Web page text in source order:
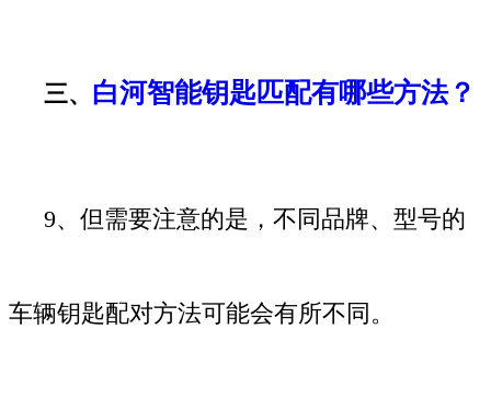
三、 白河智能钥匙匹配有哪些方法？
9、但需要注意的是，不同品牌、型号的
车辆钥匙配对方法可能会有所不同。